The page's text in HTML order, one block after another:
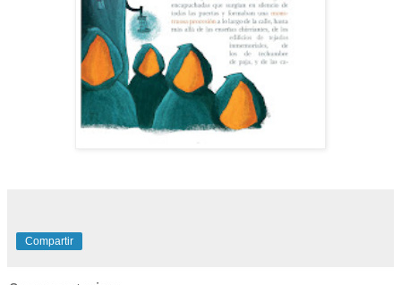
Compartir